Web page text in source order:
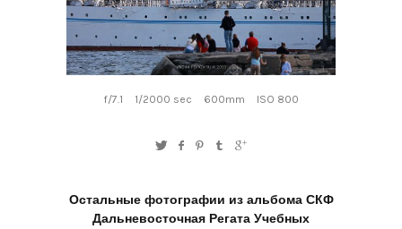
f/7.1 1/2000 sec 600mm ISO 800
Остальные фотографии из альбома СКФ
Дальневосточная Регата Учебных